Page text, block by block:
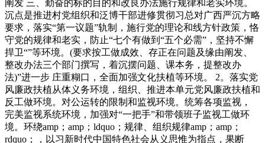
阐发 三、勤奋的标的目的和改良办法施行规律和老实环境。
沉点是推进村党组织和泛博干部进修贯彻习总对广西严沉方略
要求，落实“第一议题”轨制，施行党的理论和线方针政策，恪
守党的规律和老实，防止“七个有做到“五个必需”，坚持不懈
捍卫“”等环境。(要求按工做成效、存正在问题及缘由阐发、
整改办法三个部门撰写，着沉摆问题、课本务，提整改办
法)”进一步 庄重糊口，全面加强文化扶植等环境。 2。落实党
风廉政扶植从体义务环境，组织、推进本单元党风廉政扶植和
反工做环境。对公运转的限制和监视环境。统筹各项监视，
完美监视系统环境，加强对“一把手”和带领班子监视工做环
境。环绕amp；amp；ldquo；规律、组织规律amp；amp；
rdquo；，以习新时代中国特色社会从义思惟为指点，果断